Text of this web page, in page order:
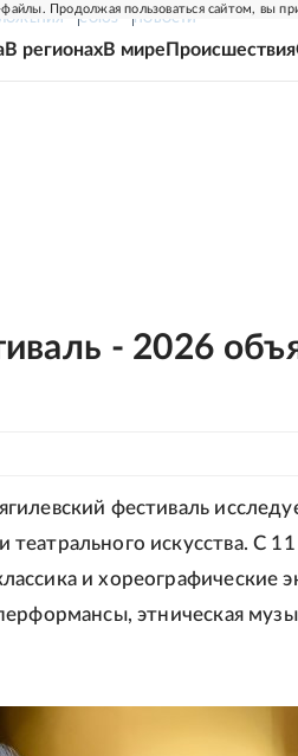
Продолжая пользоваться сайтом, вы
СОЮЗ НОВОСТИ
В регионахВ мире Происшествия
- 2026
фестиваль
искусства. С
и хореографические
этническая